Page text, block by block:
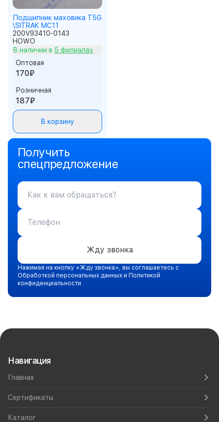
Подшипник маховика T5G
\SITRAK MC11
200V93410-0143
HOWO
В наличии в 5 филиалах
Оптовая
170₽
Розничная
187₽
В корзину
Получить
спецпредложение
Жду звонка
Нажимая на кнопку «Жду звонка», вы соглашаетесь с
Обработкой персональных данных и Политикой
конфиденциальности
Навигация
Главная
Сертификаты
Каталог